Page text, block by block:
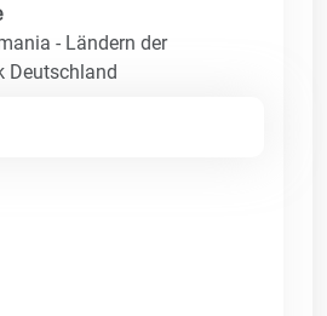
- Ländern der
Deutschland